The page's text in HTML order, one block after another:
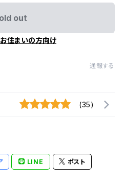
out
住まいの方向け
通報する
(35)
LINE ポスト